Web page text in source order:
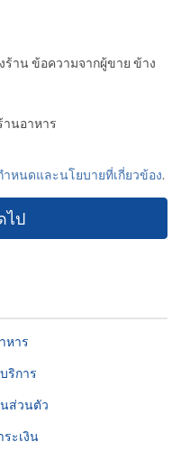
าน ข้อความจากผู้ขาย ข้าง
านอาหาร
ำหนดและนโยบายที่เกี่ยวข้อง.
หาร
ริการ
ส่วนตัว
ะเงิน